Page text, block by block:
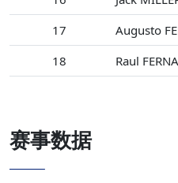
17
Augusto
18
Raul
赛事数据